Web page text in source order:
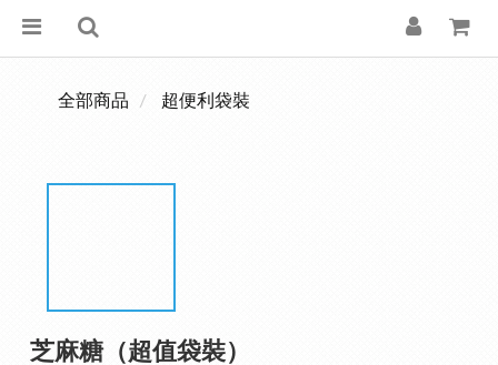
全部商品 超便利袋裝
芝麻糖（超值袋裝）